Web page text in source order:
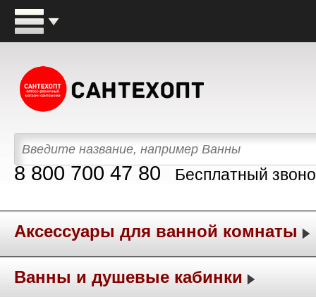
8 800 700 47 80 Бесплатный
Аксессуары для ванной комнаты
Ванны и душевые кабинки